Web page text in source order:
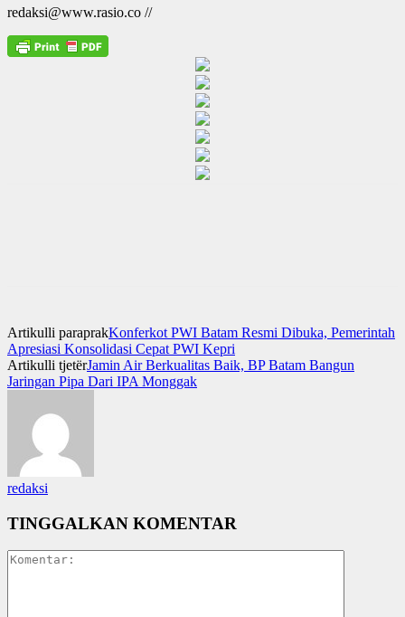
redaksi@www.rasio.co //
Artikulli paraprakKonferkot PWI Batam Resmi Dibuka, Pemerintah
Apresiasi Konsolidasi Cepat PWI Kepri
Artikulli tjetërJamin Air Berkualitas Baik, BP Batam Bangun
Jaringan Pipa Dari IPA Monggak
redaksi
TINGGALKAN KOMENTAR